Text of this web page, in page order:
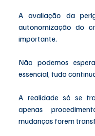
A avaliação da
autonomização do
importante.
Não podemos
essencial, tudo
A realidade só se
apenas
mudanças forem